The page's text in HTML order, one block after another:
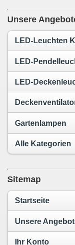
Unsere
LED-Leuchten
LED-
LED-
Gartenlampen
Alle Kategorien
Sitemap
Startseite
Unsere
Ihr Konto